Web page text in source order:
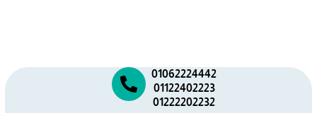
01062224442
01122402223
01222202232